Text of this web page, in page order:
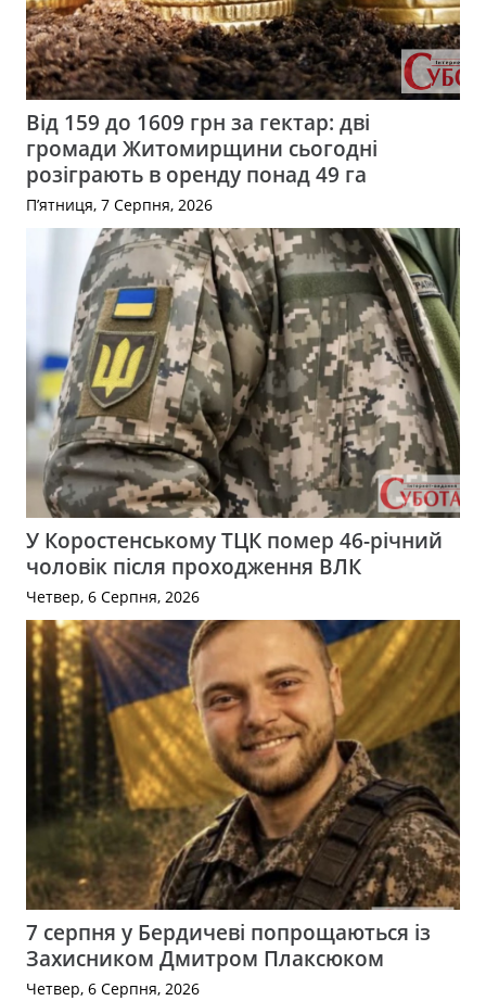
Від 159 до 1609 грн за гектар: дві
громади Житомирщини сьогодні
розіграють в оренду понад 49 га
П’ятниця, 7 Серпня, 2026
У Коростенському ТЦК помер 46-річний
чоловік після проходження ВЛК
Четвер, 6 Серпня, 2026
7 серпня у Бердичеві попрощаються із
Захисником Дмитром Плаксюком
Четвер, 6 Серпня, 2026